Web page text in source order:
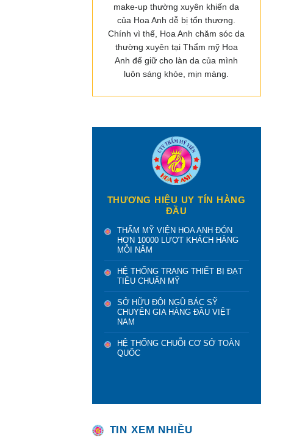
make-up thường xuyên khiến da
của Hoa Anh dễ bị tổn thương.
Chính vì thế, Hoa Anh chăm sóc da
thường xuyên tại Thẩm mỹ Hoa
Anh để giữ cho làn da của mình
luôn sáng khỏe, mịn màng.
THƯƠNG HIỆU UY TÍN HÀNG
ĐẦU
THẨM MỸ VIỆN HOA ANH ĐÓN
HƠN 10000 LƯỢT KHÁCH HÀNG
MỖI NĂM
HỆ THỐNG TRANG THIẾT BỊ ĐẠT
TIÊU CHUẨN MỸ
SỞ HỮU ĐỘI NGŨ BÁC SỸ
CHUYÊN GIA HÀNG ĐẦU VIỆT
NAM
HỆ THỐNG CHUỖI CƠ SỞ TOÀN
QUỐC
TIN XEM NHIỀU